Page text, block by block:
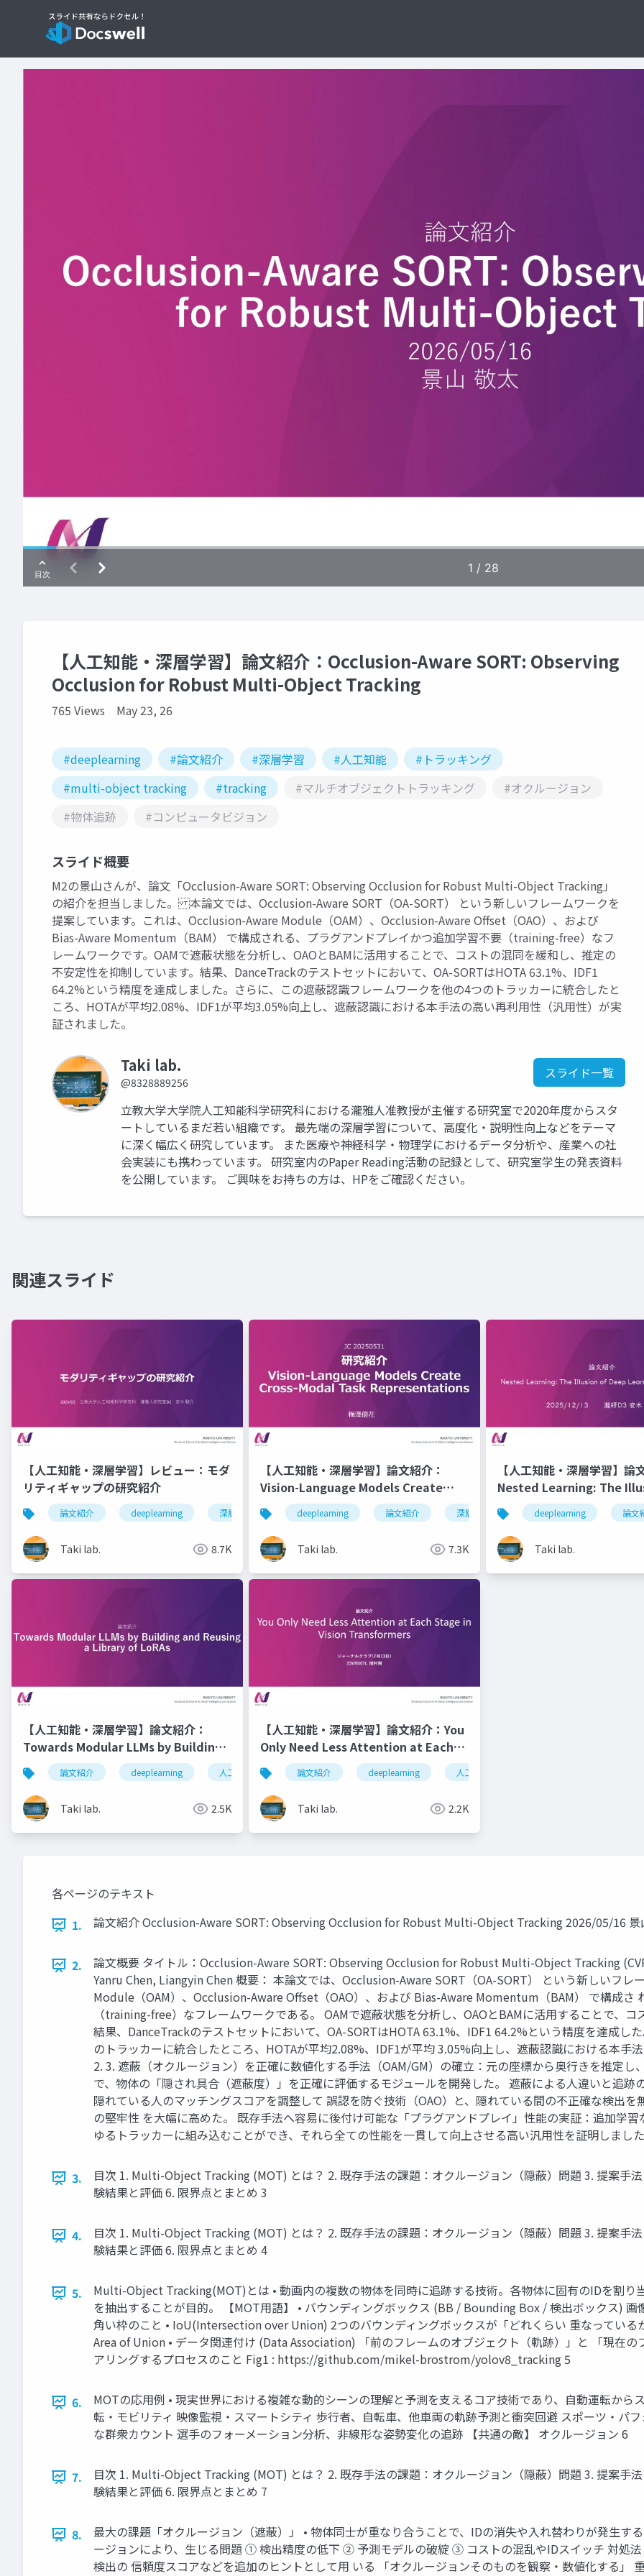
【人工知能・深層学習】論文紹介：Occlusion-Aware SORT: Observing
Occlusion for Robust Multi-Object Tracking
765 Views May 23, 26
#deeplearning #論文紹介 #深層学習 #人工知能
#トラッキング
#multi-object tracking
#tracking #マルチオブジェクトトラッキング
#オクルージョン
#物体追跡
#コンピュータビジョン
スライド概要
M2の景山さんが、論文「Occlusion-Aware SORT: Observing Occlusion for Robust Multi-Object Tracking」
の紹介を担当しました。 本論文では、Occlusion-Aware SORT（OA-SORT） という新しいフレームワークを
提案しています。これは、Occlusion-Aware Module（OAM）、Occlusion-Aware Offset（OAO）、および
Bias-Aware Momentum（BAM） で構成される、プラグアンドプレイかつ追加学習不要（training-free）なフ
レームワークです。OAMで遮蔽状態を分析し、OAOとBAMに活用することで、コストの混同を緩和し、推定の
不安定性を抑制しています。結果、DanceTrackのテストセットにおいて、OA-SORTはHOTA 63.1%、IDF1
64.2%という精度を達成しました。さらに、この遮蔽認識フレームワークを他の4つのトラッカーに統合したと
ころ、HOTAが平均2.08%、IDF1が平均3.05%向上し、遮蔽認識における本手法の高い再利用性（汎用性）が実
証されました。
Taki lab.
@8328889256
スライド一覧
立教大学大学院人工知能科学研究科における瀧雅人准教授が主催する研究室で2020年度からスタ
ートしているまだ若い組織です。 最先端の深層学習について、高度化・説明性向上などをテーマ
に深く幅広く研究しています。 また医療や神経科学・物理学におけるデータ分析や、産業への社
会実装にも携わっています。 研究室内のPaper Reading活動の記録として、研究室学生の発表資料
を公開しています。 ご興味をお持ちの方は、HPをご確認ください。
関連スライド
【人工知能・深層学習】レビュー：モダ
リティギャップの研究紹介
論文紹介 deeplearning 深層学習 人工知能 マルチモーダル モダリティギャップ
Taki lab. 8.7K
【人工知能・深層学習】論文紹介：
Vision-Language Models Create
Cross-Modal Task Representations
deeplearning 論文紹介 深層学習 人工知能
Taki lab. 7.3K
【人工知能・深層学習】論
Nested Learning: The
Deep Learning
deeplearning 論文
Taki lab.
【人工知能・深層学習】論文紹介：
Towards Modular LLMs by Building
and Reusing a Library of LoRAs
論文紹介 deeplearning 人工知能 深層学習 lora
Taki lab. 2.5K
【人工知能・深層学習】論文紹介：You
Only Need Less Attention at Each
Stage in Vision Transformers
論文紹介 deeplearning 人工知能
Taki lab. 2.2K
各ページのテキスト
1.
論文紹介 Occlusion-Aware SORT: Observing Occlusion for Robust Multi-Object Tracking 2026/05/16 景
2.
論文概要 タイトル：Occlusion-Aware SORT: Observing Occlusion for Robust Multi-Object Tracking
Yanru Chen, Liangyin Chen 概要： 本論文では、Occlusion-Aware SORT（OA-SORT） という新しいフ
Module（OAM）、Occlusion-Aware Offset（OAO）、および Bias-Aware Momentum（BAM） で構成さ
（training-free）なフレームワークである。 OAMで遮蔽状態を分析し、OAOとBAMに活用することで、コ
結果、DanceTrackのテストセットにおいて、OA-SORTはHOTA 63.1%、IDF1 64.2%という精度を達成し
のトラッカーに統合したところ、HOTAが平均2.08%、IDF1が平均 3.05%向上し、遮蔽認識における本手
2. 3. 遮蔽（オクルージョン）を正確に数値化する手法（OAM/GM）の確立：元の座標から奥行きを推定
で、物体の「隠され具合（遮蔽度）」を正確に評価するモジュールを開発した。 遮蔽による人違いと追跡
隠れている人のマッチングスコアを調整して 誤認を防ぐ技術（OAO）と、隠れている間の不正確な検出
の堅牢性 を大幅に高めた。 既存手法へ容易に後付け可能な「プラグアンドプレイ」性能の実証：追加学
ゆるトラッカーに組み込むことができ、それら全ての性能を一貫して向上させる高い汎用性を証明しまし
3.
目次 1. Multi-Object Tracking (MOT) とは？ 2. 既存手法の課題：オクルージョン（隠蔽）問題 3. 提案手
験結果と評価 6. 限界点とまとめ 3
4.
目次 1. Multi-Object Tracking (MOT) とは？ 2. 既存手法の課題：オクルージョン（隠蔽）問題 3. 提案手
験結果と評価 6. 限界点とまとめ 4
5.
Multi-Object Tracking(MOT)とは • 動画内の複数の物体を同時に追跡する技術。各物体に固有のIDを割り
を抽出することが目的。 【MOT用語】 • バウンディングボックス (BB / Bounding Box / 検出ボックス)
角い枠のこと • IoU(Intersection over Union) 2つのバウンディングボックスが「どれくらい 重なってい
Area of Union • データ関連付け (Data Association) 「前のフレームのオブジェクト（軌跡）」と 「現在
アリングするプロセスのこと Fig1 : https://github.com/mikel-brostrom/yolov8_tracking 5
6.
MOTの応用例 • 現実世界における複雑な動的シーンの理解と予測を支えるコア技術であり、自動運転から
転・モビリティ 映像監視・スマートシティ 歩行者、自転車、他車両の軌跡予測と衝突回避 スポーツ・パ
な群衆カウント 選手のフォーメーション分析、非線形な姿勢変化の追跡 【共通の敵】 オクルージョン 6
7.
目次 1. Multi-Object Tracking (MOT) とは？ 2. 既存手法の課題：オクルージョン（隠蔽）問題 3. 提案手
験結果と評価 6. 限界点とまとめ 7
8.
最大の課題「オクルージョン（遮蔽）」 • 物体同士が重なり合うことで、IDの消失や入れ替わりが発生す
ージョンにより、生じる問題 ① 検出精度の低下 ② 予測モデルの破綻 ③ コストの混乱やIDスイッチ 対処法
検出の 信頼度スコアなどを追加のヒントとして用 いる 「オクルージョンそのものを観察・数値化する」